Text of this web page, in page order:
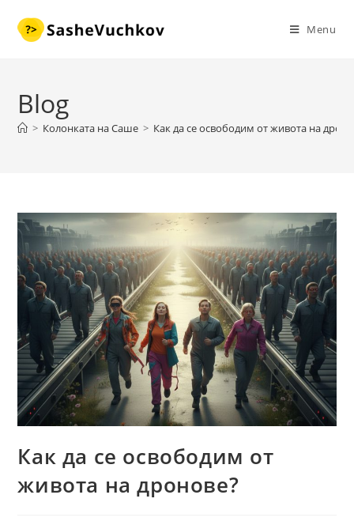
Menu
Blog
> Колонката на Саше > Как да се освободим от живота на
Как да се освободим от
живота на дронове?